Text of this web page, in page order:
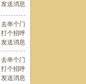
发送消息
去串个门
打个招呼
发送消息
去串个门
打个招呼
发送消息